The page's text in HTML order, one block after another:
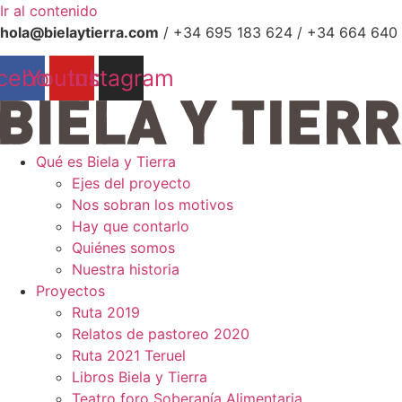
Ir al contenido
hola@bielaytierra.com / +34 695 183 624 / +34 664 640
Youtube
Instagram
Qué es Biela y Tierra
Ejes del proyecto
Nos sobran los motivos
Hay que contarlo
Quiénes somos
Nuestra historia
Proyectos
Ruta 2019
Relatos de pastoreo 2020
Ruta 2021 Teruel
Libros Biela y Tierra